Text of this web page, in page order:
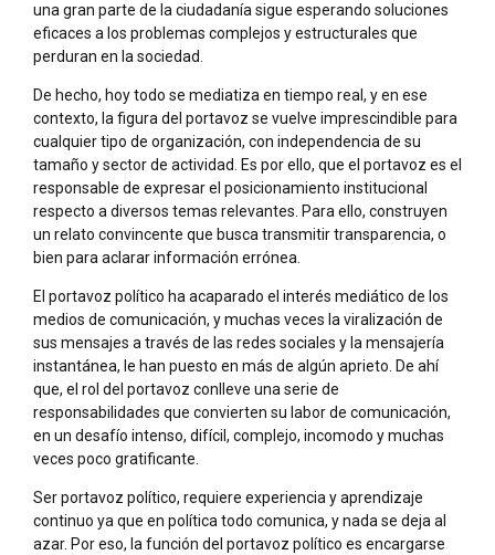
una gran parte de la ciudadanía sigue esperando soluciones
eficaces a los problemas complejos y estructurales que
perduran en la sociedad.
De hecho, hoy todo se mediatiza en tiempo real, y en ese
contexto, la figura del portavoz se vuelve imprescindible para
cualquier tipo de organización, con independencia de su
tamaño y sector de actividad. Es por ello, que el portavoz es el
responsable de expresar el posicionamiento institucional
respecto a diversos temas relevantes. Para ello, construyen
un relato convincente que busca transmitir transparencia, o
bien para aclarar información errónea.
El portavoz político ha acaparado el interés mediático de los
medios de comunicación, y muchas veces la viralización de
sus mensajes a través de las redes sociales y la mensajería
instantánea, le han puesto en más de algún aprieto. De ahí
que, el rol del portavoz conlleve una serie de
responsabilidades que convierten su labor de comunicación,
en un desafío intenso, difícil, complejo, incomodo y muchas
veces poco gratificante.
Ser portavoz político, requiere experiencia y aprendizaje
continuo ya que en política todo comunica, y nada se deja al
azar. Por eso, la función del portavoz político es encargarse